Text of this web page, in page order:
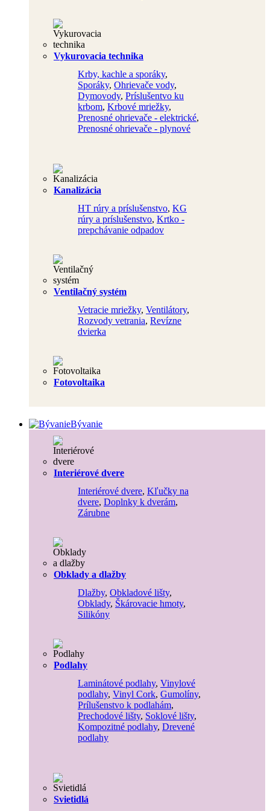
Vykurovacia technika
Krby, kachle a sporáky,
Sporáky, Ohrievače vody,
Dymovody, Príslušentvo ku
krbom, Krbové mriežky,
Prenosné ohrievače - elektrické,
Prenosné ohrievače - plynové
Kanalizácia
HT rúry a príslušenstvo, KG
rúry a príslušenstvo, Krtko -
prepchávanie odpadov
Ventilačný systém
Vetracie mriežky, Ventilátory,
Rozvody vetrania, Revízne
dvierka
Fotovoltaika
Bývanie
Interiérové dvere
Interiérové dvere, Kľučky na
dvere, Doplnky k dverám,
Zárubne
Obklady a dlažby
Dlažby, Obkladové lišty,
Obklady, Škárovacie hmoty,
Silikóny
Podlahy
Laminátové podlahy, Vinylové
podlahy, Vinyl Cork, Gumolíny,
Prílušenstvo k podlahám,
Prechodové lišty, Soklové lišty,
Kompozitné podlahy, Drevené
podlahy
Svietidlá